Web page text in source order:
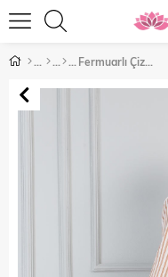
Fermuarlı Çizgili Kap Vizon 10289